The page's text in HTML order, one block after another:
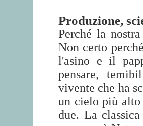
Produzione,
Perché la
Non certo
l'asino e il
pensare,
vivente che ha
un cielo più
due. La